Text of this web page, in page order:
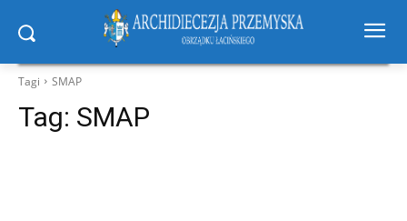
Tagi SMAP
Tag: SMAP